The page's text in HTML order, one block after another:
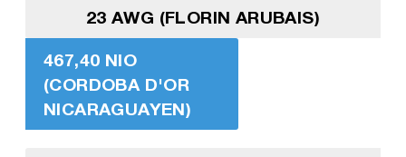
23 AWG (FLORIN ARUBAIS)
467,40 NIO
(CORDOBA D'OR
NICARAGUAYEN)